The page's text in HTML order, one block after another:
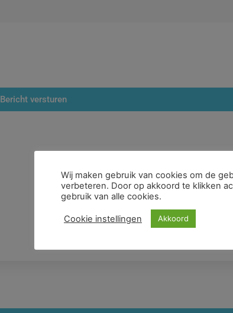
Bericht versturen
Wij maken gebruik van cookies om de
verbeteren. Door op akkoord te klikken
gebruik van alle cookies.
Cookie instellingen Akkoord